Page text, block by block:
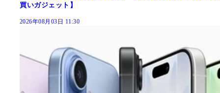
買いガジェット】
2026年08月03日 11:30